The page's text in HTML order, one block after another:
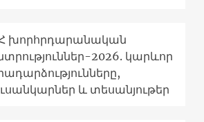
խորհրդարանական
2026. կարևոր
և տեսանյութեր